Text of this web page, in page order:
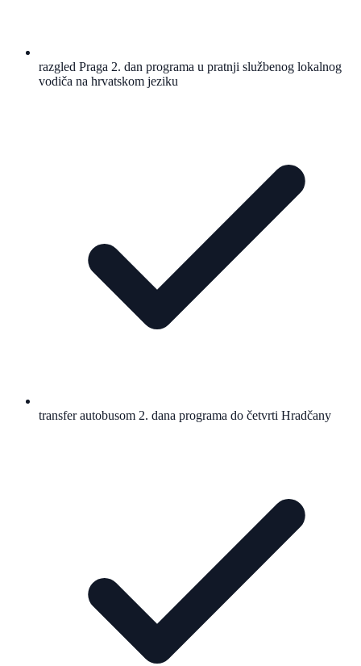
razgled Praga 2. dan programa u pratnji službenog lokalnog
vodiča na hrvatskom jeziku
transfer autobusom 2. dana programa do četvrti Hradčany